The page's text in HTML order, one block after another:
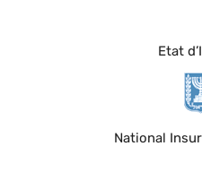
Etat
National